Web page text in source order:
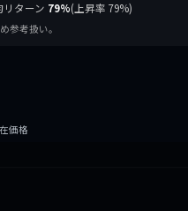
リターン 79%(上昇率 79%)
参考扱い。
価格